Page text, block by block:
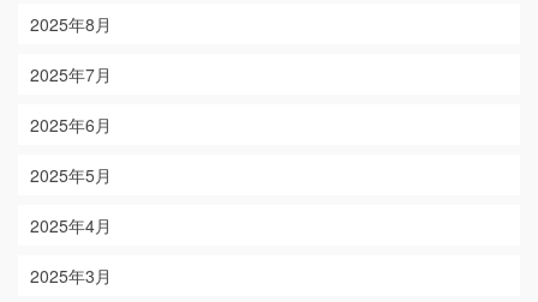
2025年8月
2025年7月
2025年6月
2025年5月
2025年4月
2025年3月